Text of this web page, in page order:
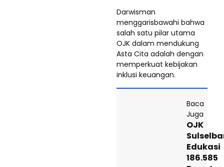
Darwisman
menggarisbawahi bahwa
salah satu pilar utama
OJK dalam mendukung
Asta Cita adalah dengan
memperkuat kebijakan
inklusi keuangan.
Baca
Juga
OJK
Edukasi
186.585